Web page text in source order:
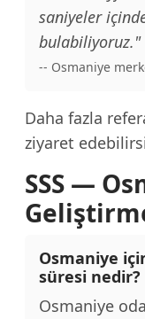
saniyeler
bulabiliyoruz."
-- Osmaniye
Daha fazla
ziyaret
SSS —
Osmaniye
süresi nedir?
Osmaniye